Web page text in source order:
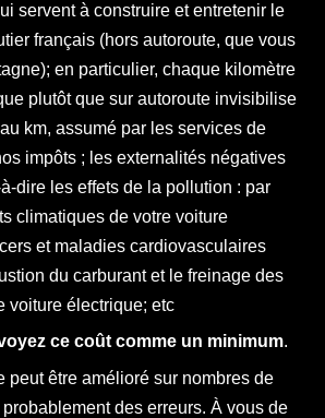
servent à construire et entretenir le
français (hors autoroute, que vous
en particulier, chaque kilomètre
plutôt que sur autoroute invisibilise
km, assumé par les services de
impôts ; les externalités négatives
dire les effets de la pollution : par
climatiques de votre voiture
et maladies cardiovasculaires
du carburant et le freinage des
voiture électrique; etc
ce coût comme un minimum.
peut être amélioré sur nombres de
des erreurs. À vous de